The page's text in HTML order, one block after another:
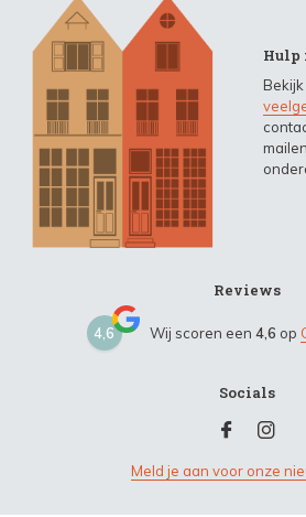
Hulp
Reviews
4,6 Wij scoren een 4,6 op
Socials
Meld je aan voor onze